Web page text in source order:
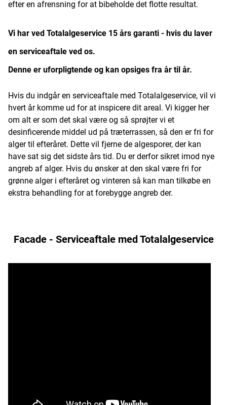
efter en afrensning for at bibeholde det flotte resultat.
Vi har ved Totalalgeservice 15 års garanti - hvis du laver
en serviceaftale ved os.
Denne er uforpligtende og kan opsiges fra år til år.
Hvis du indgår en serviceaftale med Totalalgeservice, vil vi
hvert år komme ud for at inspicere dit areal. Vi kigger her
om alt er som det skal være og så sprøjter vi et
desinficerende middel ud på træterrassen, så den er fri for
alger til efteråret. Dette vil fjerne de algesporer, der kan
have sat sig det sidste års tid. Du er derfor sikret imod nye
angreb af alger. Hvis du ønsker at den skal være fri for
grønne alger i efteråret og vinteren så kan man tilkøbe en
ekstra behandling for at forebygge angreb der.
Facade - Serviceaftale med Totalalgeservice